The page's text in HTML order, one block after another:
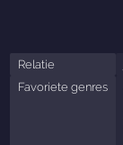
Relatie
Favoriete genres